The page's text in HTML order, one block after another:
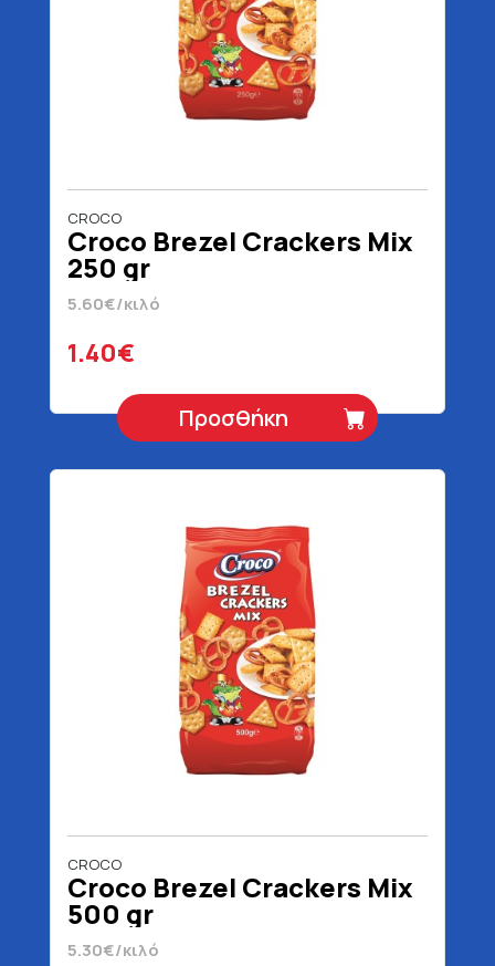
CROCO
Croco Brezel Crackers Mix
250 gr
5.60€/κιλό
1.40€
Προσθήκη
CROCO
Croco Brezel Crackers Mix
500 gr
5.30€/κιλό